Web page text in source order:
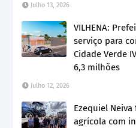
Julho 13, 2026
VILHENA:
serviço para
Cidade Verde
6,3 milhões
Julho 12, 2026
Ezequiel
agrícola com